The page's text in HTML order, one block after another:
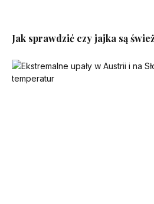
Jak sprawdzić czy jajka są